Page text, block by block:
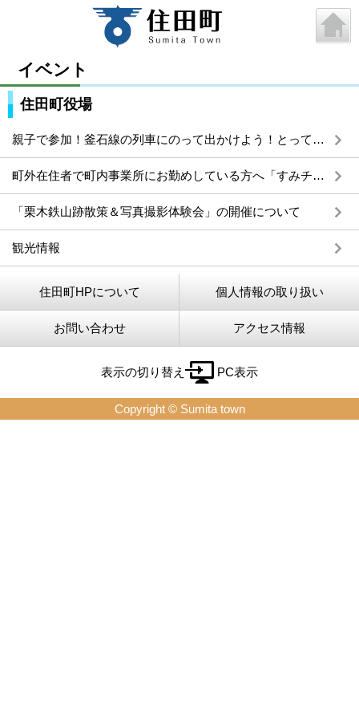
イベント
住田町役場
親子で参加！釜石線の列車にのって出かけよう！とってもお得なスペシャル観光ツアーを開催します。
町外在住者で町内事業所にお勤めしている方へ「すみチケ2026」の販売について
「栗木鉄山跡散策＆写真撮影体験会」の開催について
観光情報
住田町HPについて 個人情報の取り扱い
お問い合わせ アクセス情報
表示の切り替え PC表示
Copyright © Sumita town